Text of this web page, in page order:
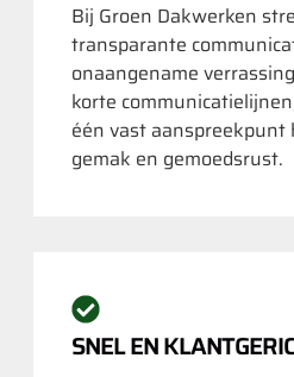
Bij Groen Dakwerken
transparante
onaangename
korte
één vast
gemak en gemoedsrust.
SNEL EN